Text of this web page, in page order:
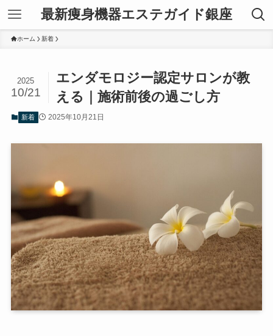
最新痩身機器エステガイド銀座
ホーム 新着
エンダモロジー認定サロンが教
える｜施術前後の過ごし方
2025
10/21
新着 2025年10月21日